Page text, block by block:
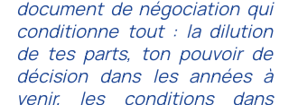
document de négociation qui
conditionne tout : la dilution
de tes parts, ton pouvoir de
décision dans les années à
venir, les conditions dans